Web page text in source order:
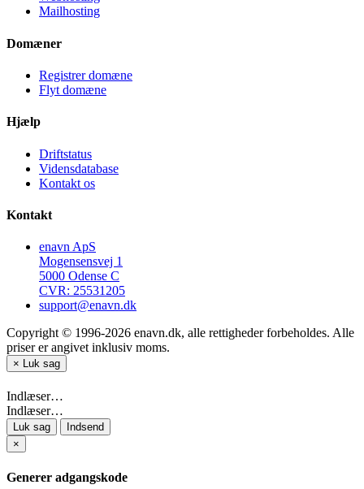
Mailhosting
Domæner
Registrer domæne
Flyt domæne
Hjælp
Driftstatus
Vidensdatabase
Kontakt os
Kontakt
enavn ApS
Mogensensvej 1
5000 Odense C
CVR: 25531205
support@enavn.dk
Copyright © 1996-2026 enavn.dk, alle rettigheder forbeholdes. Alle
priser er angivet inklusiv moms.
× Luk sag
Indlæser…
Indlæser…
Luk sag
Indsend
×
Generer adgangskode